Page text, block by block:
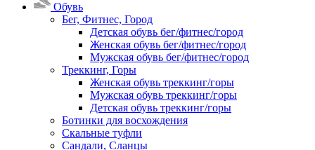
Обувь
Бег, Фитнес, Город
Детская обувь бег/фитнес/город
Женская обувь бег/фитнес/город
Мужская обувь бег/фитнес/город
Треккинг, Горы
Женская обувь треккинг/горы
Мужская обувь треккинг/горы
Детская обувь треккинг/горы
Ботинки для восхождения
Скальные туфли
Сандали, Сланцы